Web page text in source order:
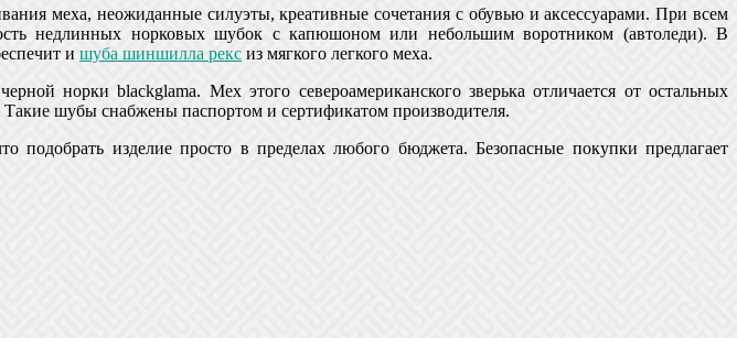
меха, неожиданные силуэты, креативные сочетания с обувью и аксессуарами. При всем
недлинных норковых шубок с капюшоном или небольшим воротником (автоледи). В
и шуба шиншилла рекс из мягкого легкого меха.
норки blackglama. Мех этого североамериканского зверька отличается от остальных
шубы снабжены паспортом и сертификатом производителя.
изделие просто в пределах любого бюджета. Безопасные покупки предлагает